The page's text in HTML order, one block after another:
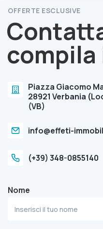
OFFERTE ESCLUSIVE
compila
Piazza Giacomo
28921 Verbania
(VB)
info@effeti-
(+39) 348-0855140
Nome